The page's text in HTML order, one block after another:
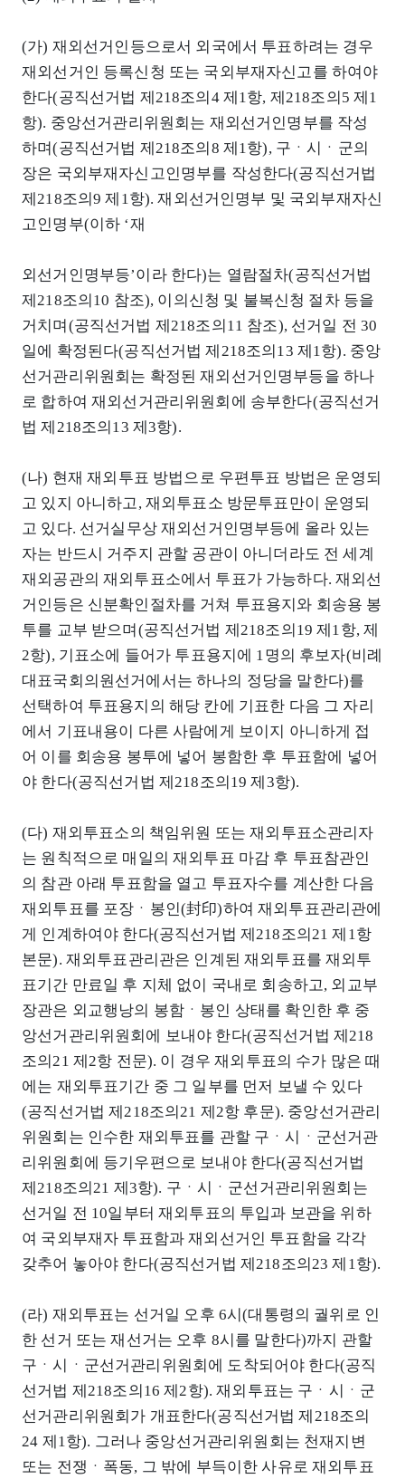
(가) 재외선거인등으로서 외국에서 투표하려는 경우
재외선거인 등록신청 또는 국외부재자신고를 하여야
한다(공직선거법 제218조의4 제1항, 제218조의5 제1
항). 중앙선거관리위원회는 재외선거인명부를 작성
하며(공직선거법 제218조의8 제1항), 구ㆍ시ㆍ군의
장은 국외부재자신고인명부를 작성한다(공직선거법
제218조의9 제1항). 재외선거인명부 및 국외부재자신
고인명부(이하 ‘재
외선거인명부등’이라 한다)는 열람절차(공직선거법
제218조의10 참조), 이의신청 및 불복신청 절차 등을
거치며(공직선거법 제218조의11 참조), 선거일 전 30
일에 확정된다(공직선거법 제218조의13 제1항). 중앙
선거관리위원회는 확정된 재외선거인명부등을 하나
로 합하여 재외선거관리위원회에 송부한다(공직선거
법 제218조의13 제3항).
(나) 현재 재외투표 방법으로 우편투표 방법은 운영되
고 있지 아니하고, 재외투표소 방문투표만이 운영되
고 있다. 선거실무상 재외선거인명부등에 올라 있는
자는 반드시 거주지 관할 공관이 아니더라도 전 세계
재외공관의 재외투표소에서 투표가 가능하다. 재외선
거인등은 신분확인절차를 거쳐 투표용지와 회송용 봉
투를 교부 받으며(공직선거법 제218조의19 제1항, 제
2항), 기표소에 들어가 투표용지에 1명의 후보자(비례
대표국회의원선거에서는 하나의 정당을 말한다)를
선택하여 투표용지의 해당 칸에 기표한 다음 그 자리
에서 기표내용이 다른 사람에게 보이지 아니하게 접
어 이를 회송용 봉투에 넣어 봉함한 후 투표함에 넣어
야 한다(공직선거법 제218조의19 제3항).
(다) 재외투표소의 책임위원 또는 재외투표소관리자
는 원칙적으로 매일의 재외투표 마감 후 투표참관인
의 참관 아래 투표함을 열고 투표자수를 계산한 다음
재외투표를 포장ㆍ봉인(封印)하여 재외투표관리관에
게 인계하여야 한다(공직선거법 제218조의21 제1항
본문). 재외투표관리관은 인계된 재외투표를 재외투
표기간 만료일 후 지체 없이 국내로 회송하고, 외교부
장관은 외교행낭의 봉함ㆍ봉인 상태를 확인한 후 중
앙선거관리위원회에 보내야 한다(공직선거법 제218
조의21 제2항 전문). 이 경우 재외투표의 수가 많은 때
에는 재외투표기간 중 그 일부를 먼저 보낼 수 있다
(공직선거법 제218조의21 제2항 후문). 중앙선거관리
위원회는 인수한 재외투표를 관할 구ㆍ시ㆍ군선거관
리위원회에 등기우편으로 보내야 한다(공직선거법
제218조의21 제3항). 구ㆍ시ㆍ군선거관리위원회는
선거일 전 10일부터 재외투표의 투입과 보관을 위하
여 국외부재자 투표함과 재외선거인 투표함을 각각
갖추어 놓아야 한다(공직선거법 제218조의23 제1항).
(라) 재외투표는 선거일 오후 6시(대통령의 궐위로 인
한 선거 또는 재선거는 오후 8시를 말한다)까지 관할
구ㆍ시ㆍ군선거관리위원회에 도착되어야 한다(공직
선거법 제218조의16 제2항). 재외투표는 구ㆍ시ㆍ군
선거관리위원회가 개표한다(공직선거법 제218조의
24 제1항). 그러나 중앙선거관리위원회는 천재지변
또는 전쟁ㆍ폭동, 그 밖에 부득이한 사유로 재외투표